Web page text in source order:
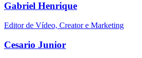
Gabriel Henrique
Editor de Vídeo, Creator e Marketing
Cesario Junior